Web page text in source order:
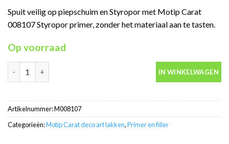
Spuit veilig op piepschuim en Styropor met Motip Carat
008107 Styropor primer, zonder het materiaal aan te tasten.
Op voorraad
IN WINKELWAGEN
Artikelnummer:M008107
Categorieën:Motip Carat deco art lakken,Primer en filler